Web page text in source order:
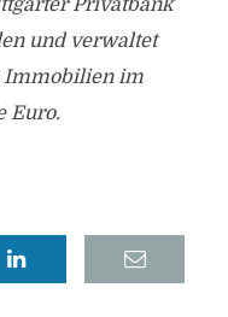
Privatbank
und verwaltet
Immobilien im
Euro.